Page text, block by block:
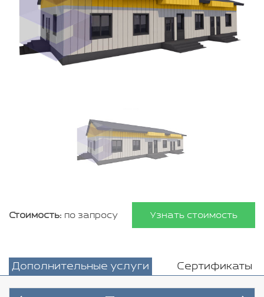
Стоимость: по запросу Узнать стоимость
Дополнительные услуги Сертификаты